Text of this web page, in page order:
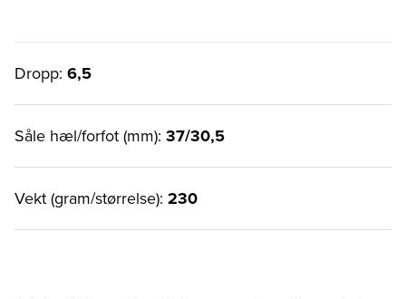
Dropp: 6,5
Såle hæl/forfot (mm): 37/30,5
Vekt (gram/størrelse): 230